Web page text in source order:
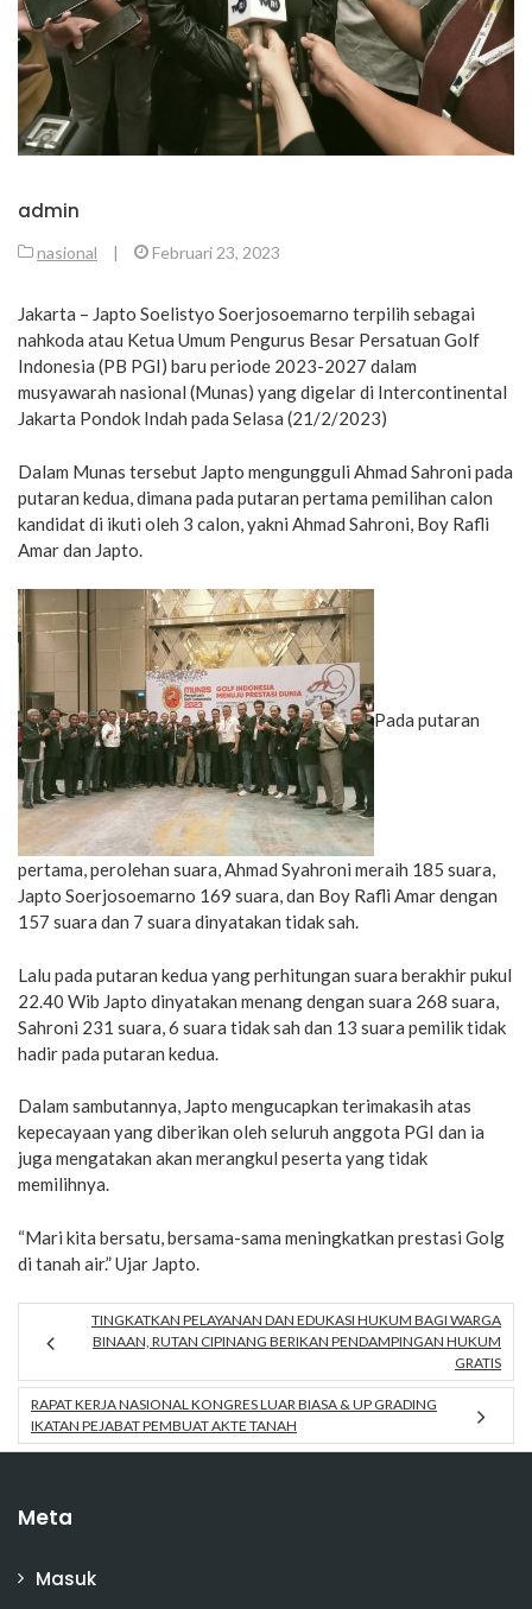
admin
nasional | Februari 23, 2023
Jakarta – Japto Soelistyo Soerjosoemarno terpilih sebagai
nahkoda atau Ketua Umum Pengurus Besar Persatuan Golf
Indonesia (PB PGI) baru periode 2023-2027 dalam
musyawarah nasional (Munas) yang digelar di Intercontinental
Jakarta Pondok Indah pada Selasa (21/2/2023)
Dalam Munas tersebut Japto mengungguli Ahmad Sahroni pada
putaran kedua, dimana pada putaran pertama pemilihan calon
kandidat di ikuti oleh 3 calon, yakni Ahmad Sahroni, Boy Rafli
Amar dan Japto.
Pada putaran
pertama, perolehan suara, Ahmad Syahroni meraih 185 suara,
Japto Soerjosoemarno 169 suara, dan Boy Rafli Amar dengan
157 suara dan 7 suara dinyatakan tidak sah.
Lalu pada putaran kedua yang perhitungan suara berakhir pukul
22.40 Wib Japto dinyatakan menang dengan suara 268 suara,
Sahroni 231 suara, 6 suara tidak sah dan 13 suara pemilik tidak
hadir pada putaran kedua.
Dalam sambutannya, Japto mengucapkan terimakasih atas
kepecayaan yang diberikan oleh seluruh anggota PGI dan ia
juga mengatakan akan merangkul peserta yang tidak
memilihnya.
“Mari kita bersatu, bersama-sama meningkatkan prestasi Golg
di tanah air.” Ujar Japto.
TINGKATKAN PELAYANAN DAN EDUKASI HUKUM BAGI WARGA
BINAAN, RUTAN CIPINANG BERIKAN PENDAMPINGAN HUKUM
GRATIS
RAPAT KERJA NASIONAL KONGRES LUAR BIASA & UP GRADING
IKATAN PEJABAT PEMBUAT AKTE TANAH
Meta
Masuk